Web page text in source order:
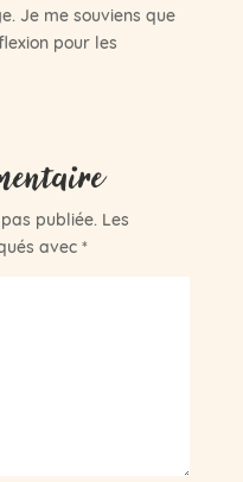
Je me souviens que
pour les
publiée. Les
avec *